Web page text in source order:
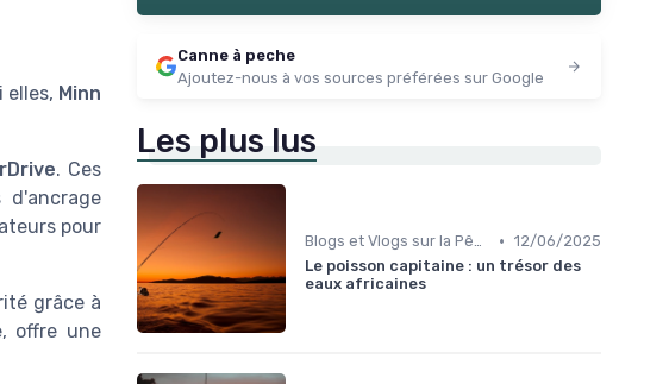
elles, Minn
. Ces
d'ancrage
pour
grâce à
offre une
Canne à peche
Ajoutez-nous à vos sources préférées sur Google
Les plus lus
Blogs et Vlogs sur la Pêche • 12/06/2025
Le poisson capitaine : un trésor des
eaux africaines